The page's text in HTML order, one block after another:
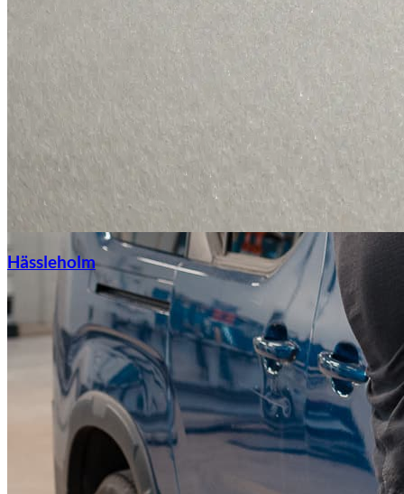
Hässleholm